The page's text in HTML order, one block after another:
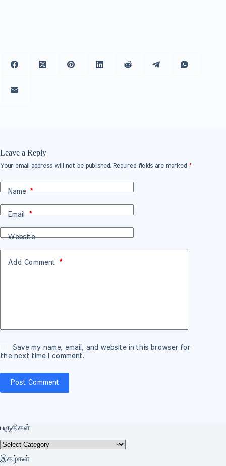
Leave a Reply
Your email address will not be published. Required fields are marked *
Name*
Email*
Website
Add Comment *
Save my name, email, and website in this browser for
the next time I comment.
Post Comment
பகுதிகள்
பகுதிகள்
இதழ்கள்